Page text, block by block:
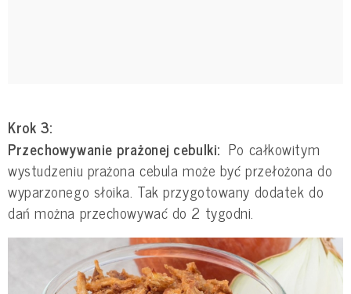
Krok 3:
Przechowywanie prażonej cebulki: Po całkowitym
wystudzeniu prażona cebula może być przełożona do
wyparzonego słoika. Tak przygotowany dodatek do
dań można przechowywać do 2 tygodni.